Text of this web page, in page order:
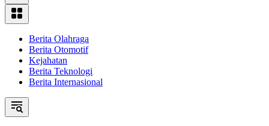
Berita Olahraga
Berita Otomotif
Kejahatan
Berita Teknologi
Berita Internasional